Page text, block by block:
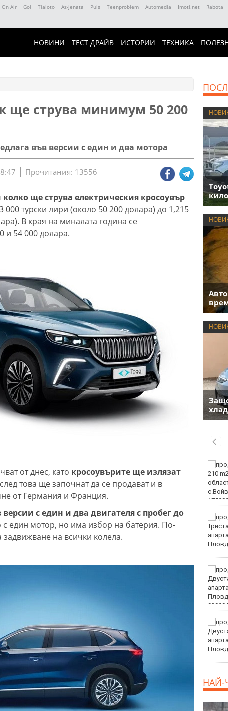
On Air Gol Tialoto Az-jenata Puls Teenproblem Automedia Imoti.net Rabota
НОВИНИ ТЕСТ ДРАЙВ ИСТОРИИ ТЕХНИКА
ще струва минимум 50 200
във версии с един и два мотора
Прочитания: 13556
колко ще струва електрическия кросоувър
000 турски лири (около 50 200 долара) до 1,215
В края на миналата година се
и 54 000 долара.
от днес, като кросоувърите ще излязат
това ще започнат да се продават и в
от Германия и Франция.
версии с един и два двигателя с пробег до
с един мотор, но има избор на батерия. По-
на всички колела.
инфекции за седмица
във Варненско
Вечерен крос ще се
проведе тази събота в
Морската градина на
Атлетик (Провадия) за
Аматьорската купа
НАЙ-